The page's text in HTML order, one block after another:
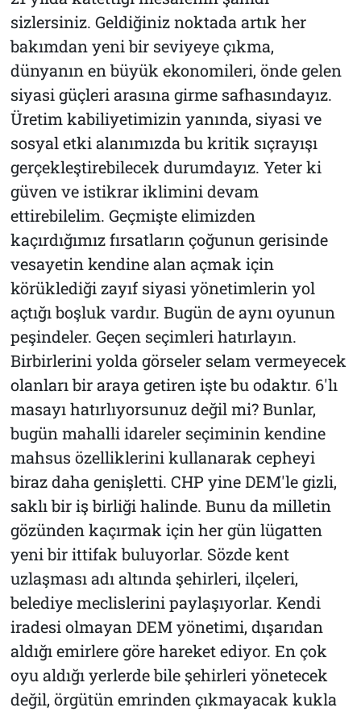
sizlersiniz. Geldiğiniz noktada artık her
bakımdan yeni bir seviyeye çıkma,
dünyanın en büyük ekonomileri, önde gelen
siyasi güçleri arasına girme safhasındayız.
Üretim kabiliyetimizin yanında, siyasi ve
sosyal etki alanımızda bu kritik sıçrayışı
gerçekleştirebilecek durumdayız. Yeter ki
güven ve istikrar iklimini devam
ettirebilelim. Geçmişte elimizden
kaçırdığımız fırsatların çoğunun gerisinde
vesayetin kendine alan açmak için
körüklediği zayıf siyasi yönetimlerin yol
açtığı boşluk vardır. Bugün de aynı oyunun
peşindeler. Geçen seçimleri hatırlayın.
Birbirlerini yolda görseler selam vermeyecek
olanları bir araya getiren işte bu odaktır. 6'lı
masayı hatırlıyorsunuz değil mi? Bunlar,
bugün mahalli idareler seçiminin kendine
mahsus özelliklerini kullanarak cepheyi
biraz daha genişletti. CHP yine DEM'le gizli,
saklı bir iş birliği halinde. Bunu da milletin
gözünden kaçırmak için her gün lügatten
yeni bir ittifak buluyorlar. Sözde kent
uzlaşması adı altında şehirleri, ilçeleri,
belediye meclislerini paylaşıyorlar. Kendi
iradesi olmayan DEM yönetimi, dışarıdan
aldığı emirlere göre hareket ediyor. En çok
oyu aldığı yerlerde bile şehirleri yönetecek
değil, örgütün emrinden çıkmayacak kukla